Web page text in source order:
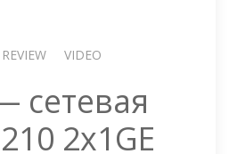
REVIEW VIDEO
сетевая
2x1GE